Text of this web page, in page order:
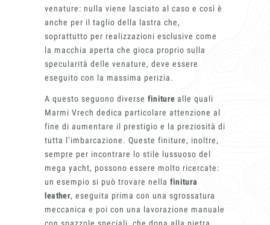
venature: nulla viene lasciato al caso e così è
anche per il taglio della lastra che,
soprattutto per realizzazioni esclusive come
la macchia aperta che gioca proprio sulla
specularità delle venature, deve essere
eseguito con la massima perizia.
A questo seguono diverse finiture alle quali
Marmi Vrech dedica particolare attenzione al
fine di aumentare il prestigio e la preziosità di
tutta l’imbarcazione. Queste finiture, inoltre,
sempre per incontrare lo stile lussuoso del
mega yacht, possono essere molto ricercate:
un esempio si può trovare nella finitura
leather, eseguita prima con una sgrossatura
meccanica e poi con una lavorazione manuale
Italiano
English
interior designer alla ricerca di pietre
naturali da utilizzare nel prossimo
progetto.
Voglio ricevere il vostro
Architect’s kit
Consulenza Gratuita
Nome
Cognome
E-mail